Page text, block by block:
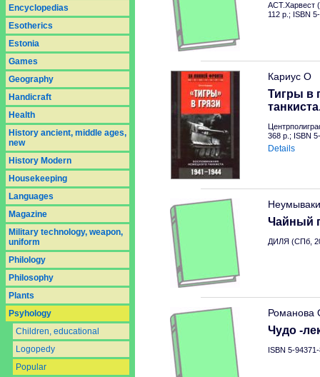
Encyclopedias
Esotherics
Estonia
Games
Geography
Handicraft
Health
History ancient, middle ages,
new
History Modern
Housekeeping
Languages
Magazine
Military technology, weapon,
uniform
Philology
Philosophy
Plants
Psyhology
Children, educational
Logopedy
Popular
АСТ.Харвест
112 p.; ISBN
Кариус О
Тигры в
368 p.; ISBN
Details
Чайный
ДИЛЯ (СПб,
Романова
Чудо -
ISBN 5-